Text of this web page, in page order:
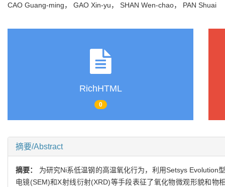
CAO Guang-ming， GAO Xin-yu， SHAN Wen-chao， PAN Shuai
RichHTML
0
摘要/Abstract
摘要： 为研究Ni系低温钢的高温氧化行为，利用Setsys
电镜(SEM)和X射线衍射(XRD)等手段表征了氧化物微观形貌和